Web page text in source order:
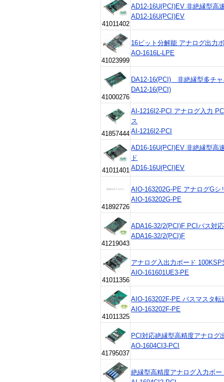
41011402
AD12-16U(PCI)EV 非絶縁型高
AD12-16U(PCI)EV
41023999
16ビット分解能 アナログ出力
AO-1616L-LPE
41000276
DA12-16(PCI) 非絶縁型多チ
DA12-16(PCI)
41857444
AI-1216I2-PCI アナログ入力
ス
AI-1216I2-PCI
41011401
AD16-16U(PCI)EV 非絶縁型高
ド
AD16-16U(PCI)EV
41892726
AIO-163202G-PE アナログG
AIO-163202G-PE
41219043
ADA16-32/2(PCI)F PCIバス対
ADA16-32/2(PCI)F
41011356
アナログ入出力ボード
AIO-161601UE3-PE
41011325
AIO-163202F-PE バスマスタ
AIO-163202F-PE
41795037
PCI対応絶縁型高精度アナログ
AO-1604CI3-PCI
絶縁型高精度アナログ入力ボ